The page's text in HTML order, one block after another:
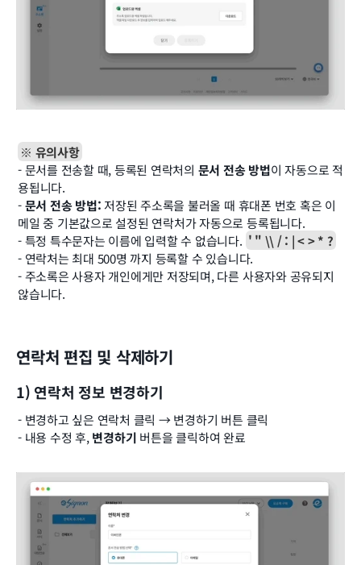
※ 유의사항
- 문서를 전송할 때, 등록된 연락처의 문서 전송 방법이 자동으로 적
용됩니다.
- 문서 전송 방법: 저장된 주소록을 불러올 때 휴대폰 번호 혹은 이
메일 중 기본값으로 설정된 연락처가 자동으로 등록됩니다.
- 특정 특수문자는 이름에 입력할 수 없습니다. ' " \\ / : | < > * ?
- 연락처는 최대 500명 까지 등록할 수 있습니다.
- 주소록은 사용자 개인에게만 저장되며, 다른 사용자와 공유되지
않습니다.
연락처 편집 및 삭제하기
1) 연락처 정보 변경하기
- 변경하고 싶은 연락처 클릭 → 변경하기 버튼 클릭
- 내용 수정 후, 변경하기 버튼을 클릭하여 완료